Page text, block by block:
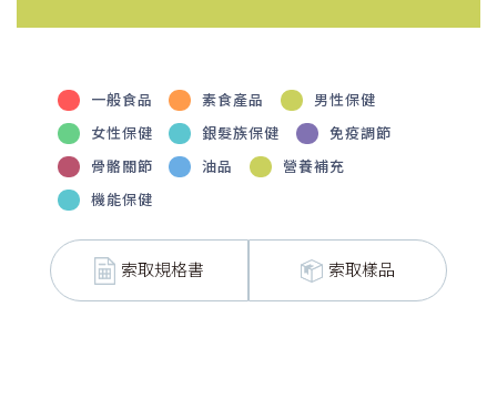
一般食品 素食產品 男性保健
女性保健 銀髮族保健 免疫調節
骨骼關節 油品 營養補充
機能保健
索取規格書 索取樣品